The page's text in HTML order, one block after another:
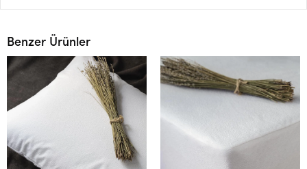
Benzer Ürünler